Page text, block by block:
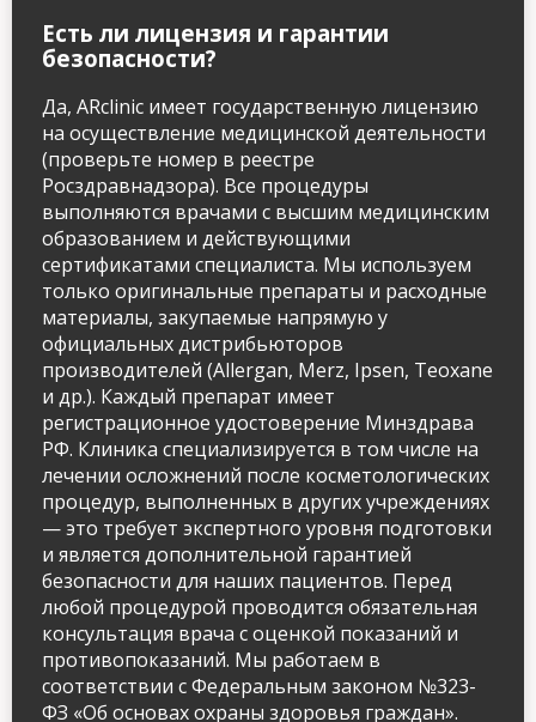
Есть ли лицензия и гарантии
безопасности?
Да, ARclinic имеет государственную лицензию
на осуществление медицинской деятельности
(проверьте номер в реестре
Росздравнадзора). Все процедуры
выполняются врачами с высшим медицинским
образованием и действующими
сертификатами специалиста. Мы используем
только оригинальные препараты и расходные
материалы, закупаемые напрямую у
официальных дистрибьюторов
производителей (Allergan, Merz, Ipsen, Teoxane
и др.). Каждый препарат имеет
регистрационное удостоверение Минздрава
РФ. Клиника специализируется в том числе на
лечении осложнений после косметологических
процедур, выполненных в других учреждениях
— это требует экспертного уровня подготовки
и является дополнительной гарантией
безопасности для наших пациентов. Перед
любой процедурой проводится обязательная
консультация врача с оценкой показаний и
противопоказаний. Мы работаем в
соответствии с Федеральным законом №323-
ФЗ «Об основах охраны здоровья граждан».